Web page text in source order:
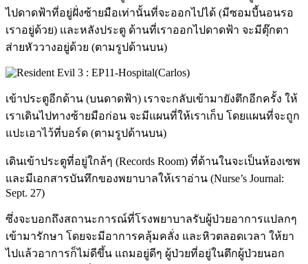
ไปดาดฟ้าที่อยู่ฝั่งซ้ายมือเท่านั้นที่จะออกไปได้ (มีซอมบี้นอนรอ
เราอยู่ด้วย) และหลังประตู ด้านที่เราออกไปดาดฟ้า จะมีตุ๊กตา
ส่ายหัววางอยู่ด้วย (ตามรูปด้านบน)
เข้าประตูอีกด้าน (บนดาดฟ้า) เราจะกลับเข้ามายังตึกอีกครั้ง ให้
เราเดินไปทางซ้ายมือก่อน จะมีแผนที่ให้เราเก็บ โดยแผนที่จะถูก
แปะเอาไว้ที่บอร์ด (ตามรูปด้านบน)
เดินเข้าประตูที่อยู่ใกล้ๆ (Records Room) ที่ด้านในจะเป็นห้องเซพ
และมีเอกสารบันทึกของพยาบาลให้เราอ่าน (Nurse’s Journal:
Sept. 27)
ซึ่งจะบอกถึงสถานะการณ์ที่โรงพยาบาลรับผู้ป่วยอาการแปลกๆ
เข้ามารักษา โดยจะมีอาการคลุ้มคลั่ง และหิวตลอดเวลา ให้ยา
ไปแล้วอาการก็ไม่ดีขึ้น แถมอยู่ดีๆ ผู้ป่วยที่อยู่ในตึกผู้ป่วยนอก